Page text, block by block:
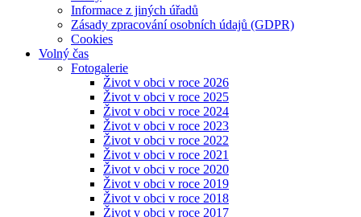
Informace z jiných úřadů
Zásady zpracování osobních údajů (GDPR)
Cookies
Volný čas
Fotogalerie
Život v obci v roce 2026
Život v obci v roce 2025
Život v obci v roce 2024
Život v obci v roce 2023
Život v obci v roce 2022
Život v obci v roce 2021
Život v obci v roce 2020
Život v obci v roce 2019
Život v obci v roce 2018
Život v obci v roce 2017